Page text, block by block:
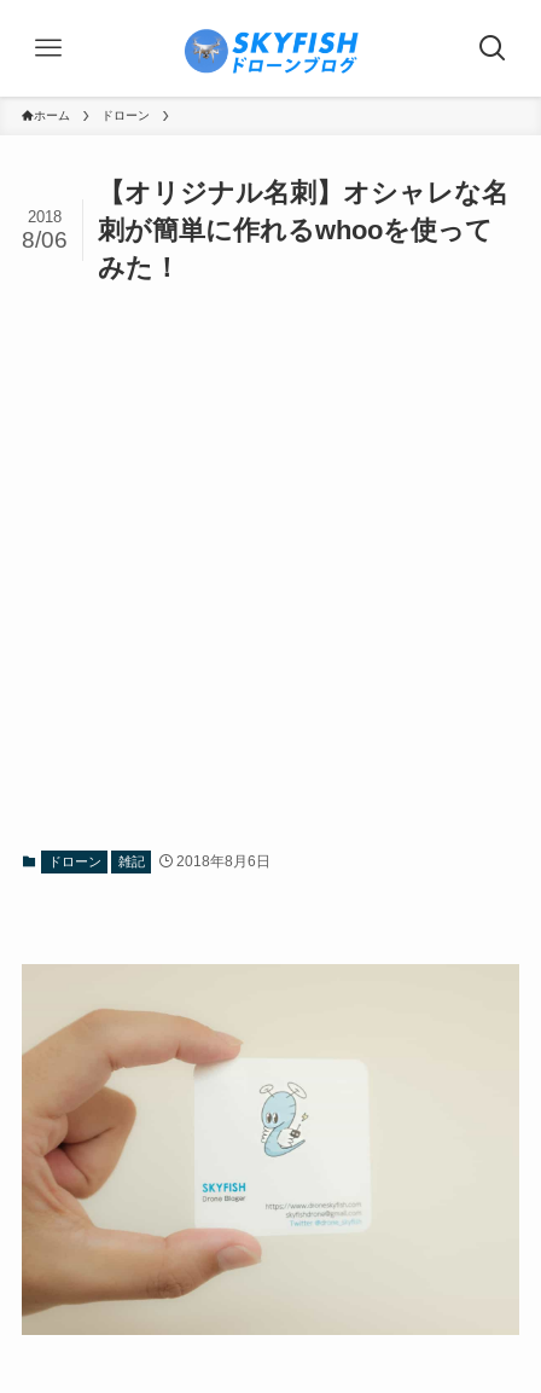
ホーム ドローン
【オリジナル名刺】オシャレな名
刺が簡単に作れるwhooを使って
みた！
2018
8/06
ドローン 雑記 2018年8月6日